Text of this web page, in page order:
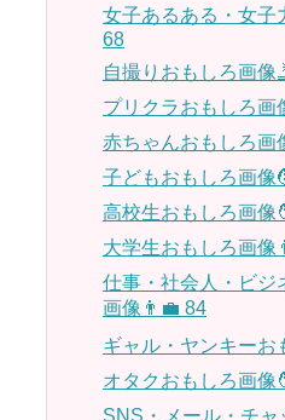
女子あるある・女子
68
自撮りおもしろ画像
プリクラおもしろ画
赤ちゃんおもしろ画
子どもおもしろ画像
高校生おもしろ画像
大学生おもしろ画像
仕事・社会人・ビジ
画像👨‍💼 84
ギャル・ヤンキーお
オタクおもしろ画像